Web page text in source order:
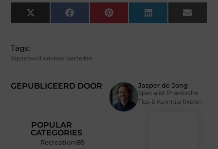
X
(Twitter)
Facebook Pinterest LinkedIn Email
GEPUBLICEERD DOOR Jasper de Jong
Specialist Praktische
Tips & Kennisartikelen
Tags:
Alpacawol dekbed bestellen
POPULAR
CATEGORIES
Recreation(89